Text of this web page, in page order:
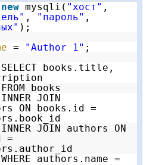
new mysqli( "хост" ,
, "пароль" ,
);
= "Author 1" ;
books.title,
FROM books
INNER JOIN
ON books.id =
INNER JOIN authors ON
=
WHERE authors.name =